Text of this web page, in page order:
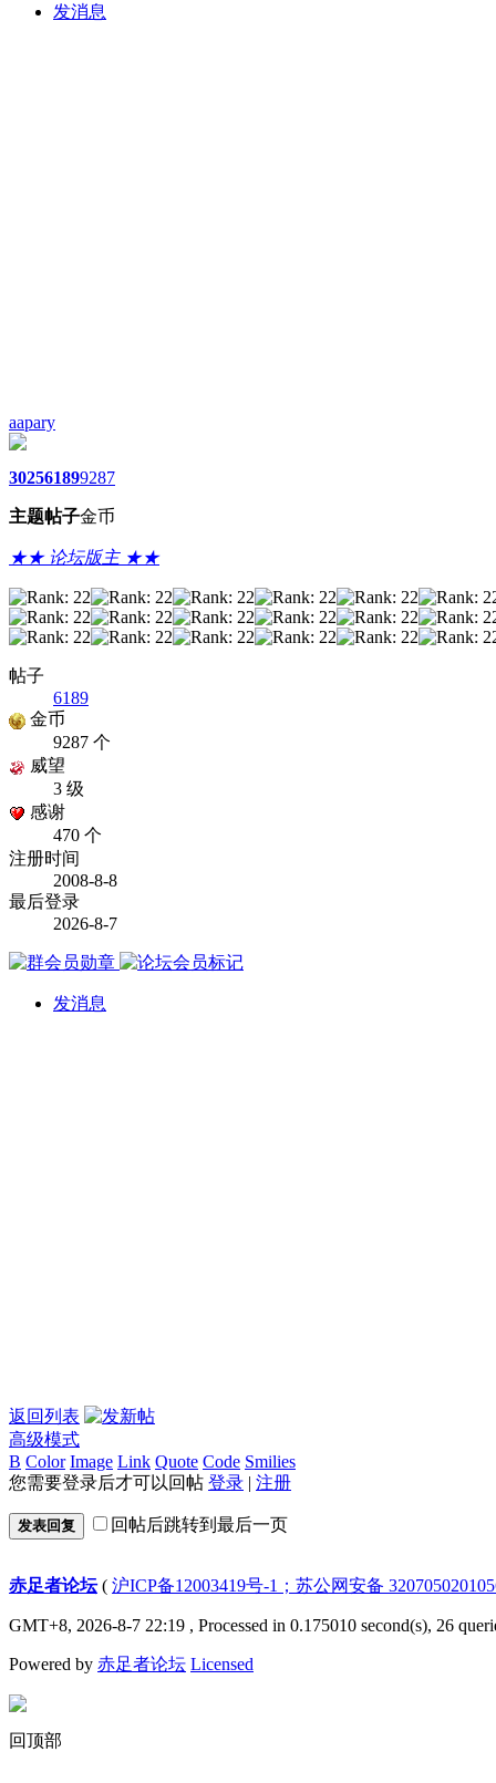
发消息
aapary
3025
主题
6189
帖子
9287
金币
★★ 论坛版主 ★★
帖子
6189
金币
9287 个
威望
3 级
感谢
470 个
注册时间
2008-8-8
最后登录
2026-8-7
发消息
返回列表
高级模式
B Color Image Link Quote Code Smilies
您需要登录后才可以回帖 登录 | 注册
发表回复 回帖后跳转到最后一页
赤足者论坛( 沪ICP备12003419号-1；苏公网安备
GMT+8, 2026-8-7 22:19 , Processed in 0.175010 second(s), 26
Powered by 赤足者论坛 Licensed
回顶部